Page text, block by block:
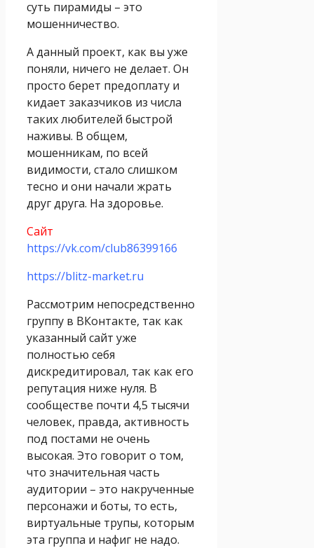
суть пирамиды – это
мошенничество.
А данный проект, как вы уже
поняли, ничего не делает. Он
просто берет предоплату и
кидает заказчиков из числа
таких любителей быстрой
наживы. В общем,
мошенникам, по всей
видимости, стало слишком
тесно и они начали жрать
друг друга. На здоровье.
Сайт
https://vk.com/club86399166
https://blitz-market.ru
Рассмотрим непосредственно
группу в ВКонтакте, так как
указанный сайт уже
полностью себя
дискредитировал, так как его
репутация ниже нуля. В
сообществе почти 4,5 тысячи
человек, правда, активность
под постами не очень
высокая. Это говорит о том,
что значительная часть
аудитории – это накрученные
персонажи и боты, то есть,
виртуальные трупы, которым
эта группа и нафиг не надо.